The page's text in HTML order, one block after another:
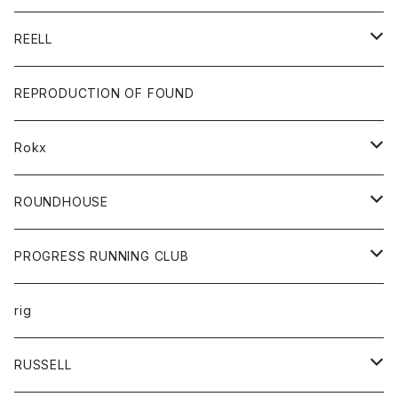
ロングスリーブＴシャツ
Tシャツ
帽子
グッズ
靴
バック
トップス
カットソー
カーディガン
ボトムス
ショートパンツ
パンツ
レディース
カットソー
コート
キーホルダー
財布
バック
REELL
パンツ
ショートパンツ
REPRODUCTION OF FOUND
Rokx
ボトム
ROUNDHOUSE
エプロン
キッズ
オーバーオール
ボトム
PROGRESS RUNNING CLUB
トップス
Tシャツ
グッズ
rig
RUSSELL